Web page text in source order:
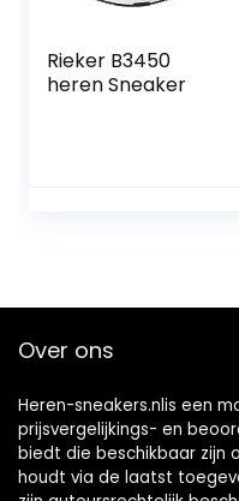
Rieker B3450
heren Sneaker
Over ons
Heren-sneakers.nlis een
prijsvergelijkings- en
biedt die beschikbaar zijn
houdt via de laatst